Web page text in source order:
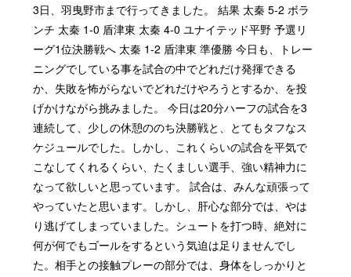
3日、羽曳野市まで行ってきました。 結果 太秦 5-2 ボラ
ンチ 太秦 1-0 盾津東 太秦 4-0 ユナイテッド平野 予選リ
ーグ1位決勝戦へ 太秦 1-2 盾津東 準優勝 今日も、トレー
ニングでしている事を試合の中でどれだけ発揮できる
か、失敗を怖がらないでどれだけやろうとするか、を投
げかけながら挑みました。 今日は20分ハーフの試合を3
連続して、少しの休憩ののち決勝戦と、とてもタフなス
ケジュールでした。しかし、これくらいの試合を平気で
こなしてくれるくらい、たくましい選手、強い精神力に
なって欲しいと思っています。 試合は、みんな頑張って
やっていたと思います。しかし、肝心な部分では、やは
り逃げてしまっていました。シュートを打つ時、絶対に
何が何でもゴールをするという気迫は足りませんでし
た。相手との接触プレーの部分では、身体をしっかりと